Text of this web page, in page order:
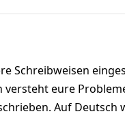
Schreibweisen
eure
Auf Deutsch